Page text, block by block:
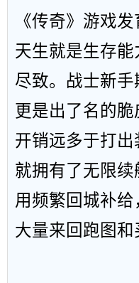
《传奇》游戏
天生就是生存
尽致。战士新
更是出了名的
开销远多于打
就拥有了无限
用频繁回城补
大量来回跑图和